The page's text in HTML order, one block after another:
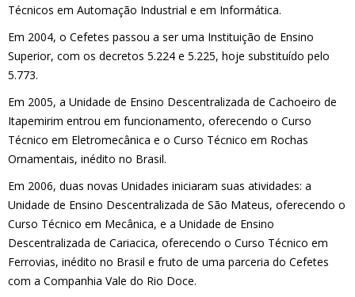
Técnicos em Automação Industrial e em Informática.
Em 2004, o Cefetes passou a ser uma Instituição de Ensino
Superior, com os decretos 5.224 e 5.225, hoje substituído pelo
5.773.
Em 2005, a Unidade de Ensino Descentralizada de Cachoeiro de
Itapemirim entrou em funcionamento, oferecendo o Curso
Técnico em Eletromecânica e o Curso Técnico em Rochas
Ornamentais, inédito no Brasil.
Em 2006, duas novas Unidades iniciaram suas atividades: a
Unidade de Ensino Descentralizada de São Mateus, oferecendo o
Curso Técnico em Mecânica, e a Unidade de Ensino
Descentralizada de Cariacica, oferecendo o Curso Técnico em
Ferrovias, inédito no Brasil e fruto de uma parceria do Cefetes
com a Companhia Vale do Rio Doce.